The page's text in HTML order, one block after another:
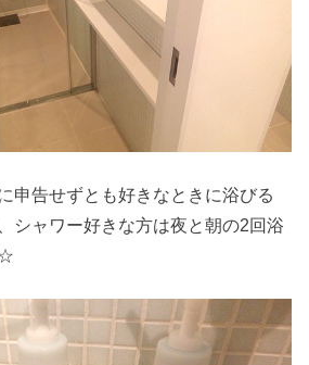
申告せずとも好きなときに浴びる
シャワー好きな方は夜と朝の2回浴